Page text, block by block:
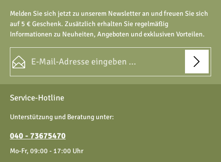
Melden Sie sich jetzt zu unserem Newsletter an und freuen Sie sich
auf 5 € Geschenk. Zusätzlich erhalten Sie regelmäßig
Informationen zu Neuheiten, Angeboten und exklusiven Vorteilen.
Datenschutz
Ich habe dieDatenschutzbestimmungen
genommen und dieAGBgelesen und bin mit ihnen
Die mit einem Stern (*) markierten Felder sind Pflichtfelder.
Service-Hotline
Unterstützung und Beratung unter:
040 - 73675470
Mo-Fr, 09:00 - 17:00 Uhr